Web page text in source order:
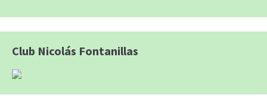
Club Nicolás Fontanillas